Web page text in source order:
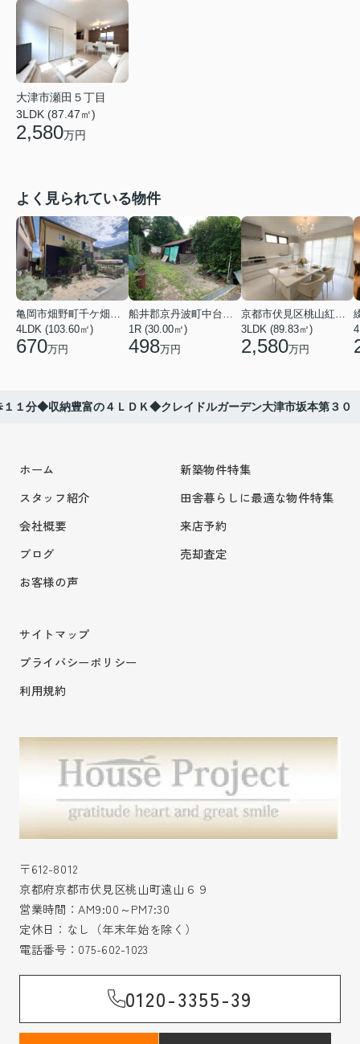
大津市瀬田５丁目
3LDK (87.47㎡)
2,580万円
よく見られている物件
亀岡市畑野町千ケ畑高橋
4LDK (103.60㎡)
670万円
船井郡京丹波町中台土橋
1R (30.00㎡)
498万円
京都市伏見区桃山紅雪町
3LDK (89.83㎡)
2,580万円
１分◆収納豊富の４ＬＤＫ◆クレイドルガーデン大津市坂本第３０
ホーム
スタッフ紹介
会社概要
ブログ
お客様の声
新築物件特集
田舎暮らしに最適な物件特集
来店予約
売却査定
サイトマップ
プライバシーポリシー
利用規約
〒612-8012
京都府京都市伏見区桃山町遠山６９
営業時間：AM9:00～PM7:30
定休日：なし（年末年始を除く）
電話番号： 075-602-1023
0120-3355-39